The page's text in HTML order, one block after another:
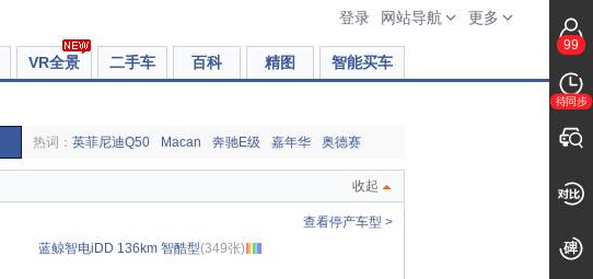
登录 网站导航 更多
VR全景 二手车 百科 精图 智能买车
热词： 英菲尼迪Q50 Macan 奔驰E级 嘉年华 奥德赛
收起
查看停产车型 >
蓝鲸智电iDD 136km 智酷型(349张)
99
待同步